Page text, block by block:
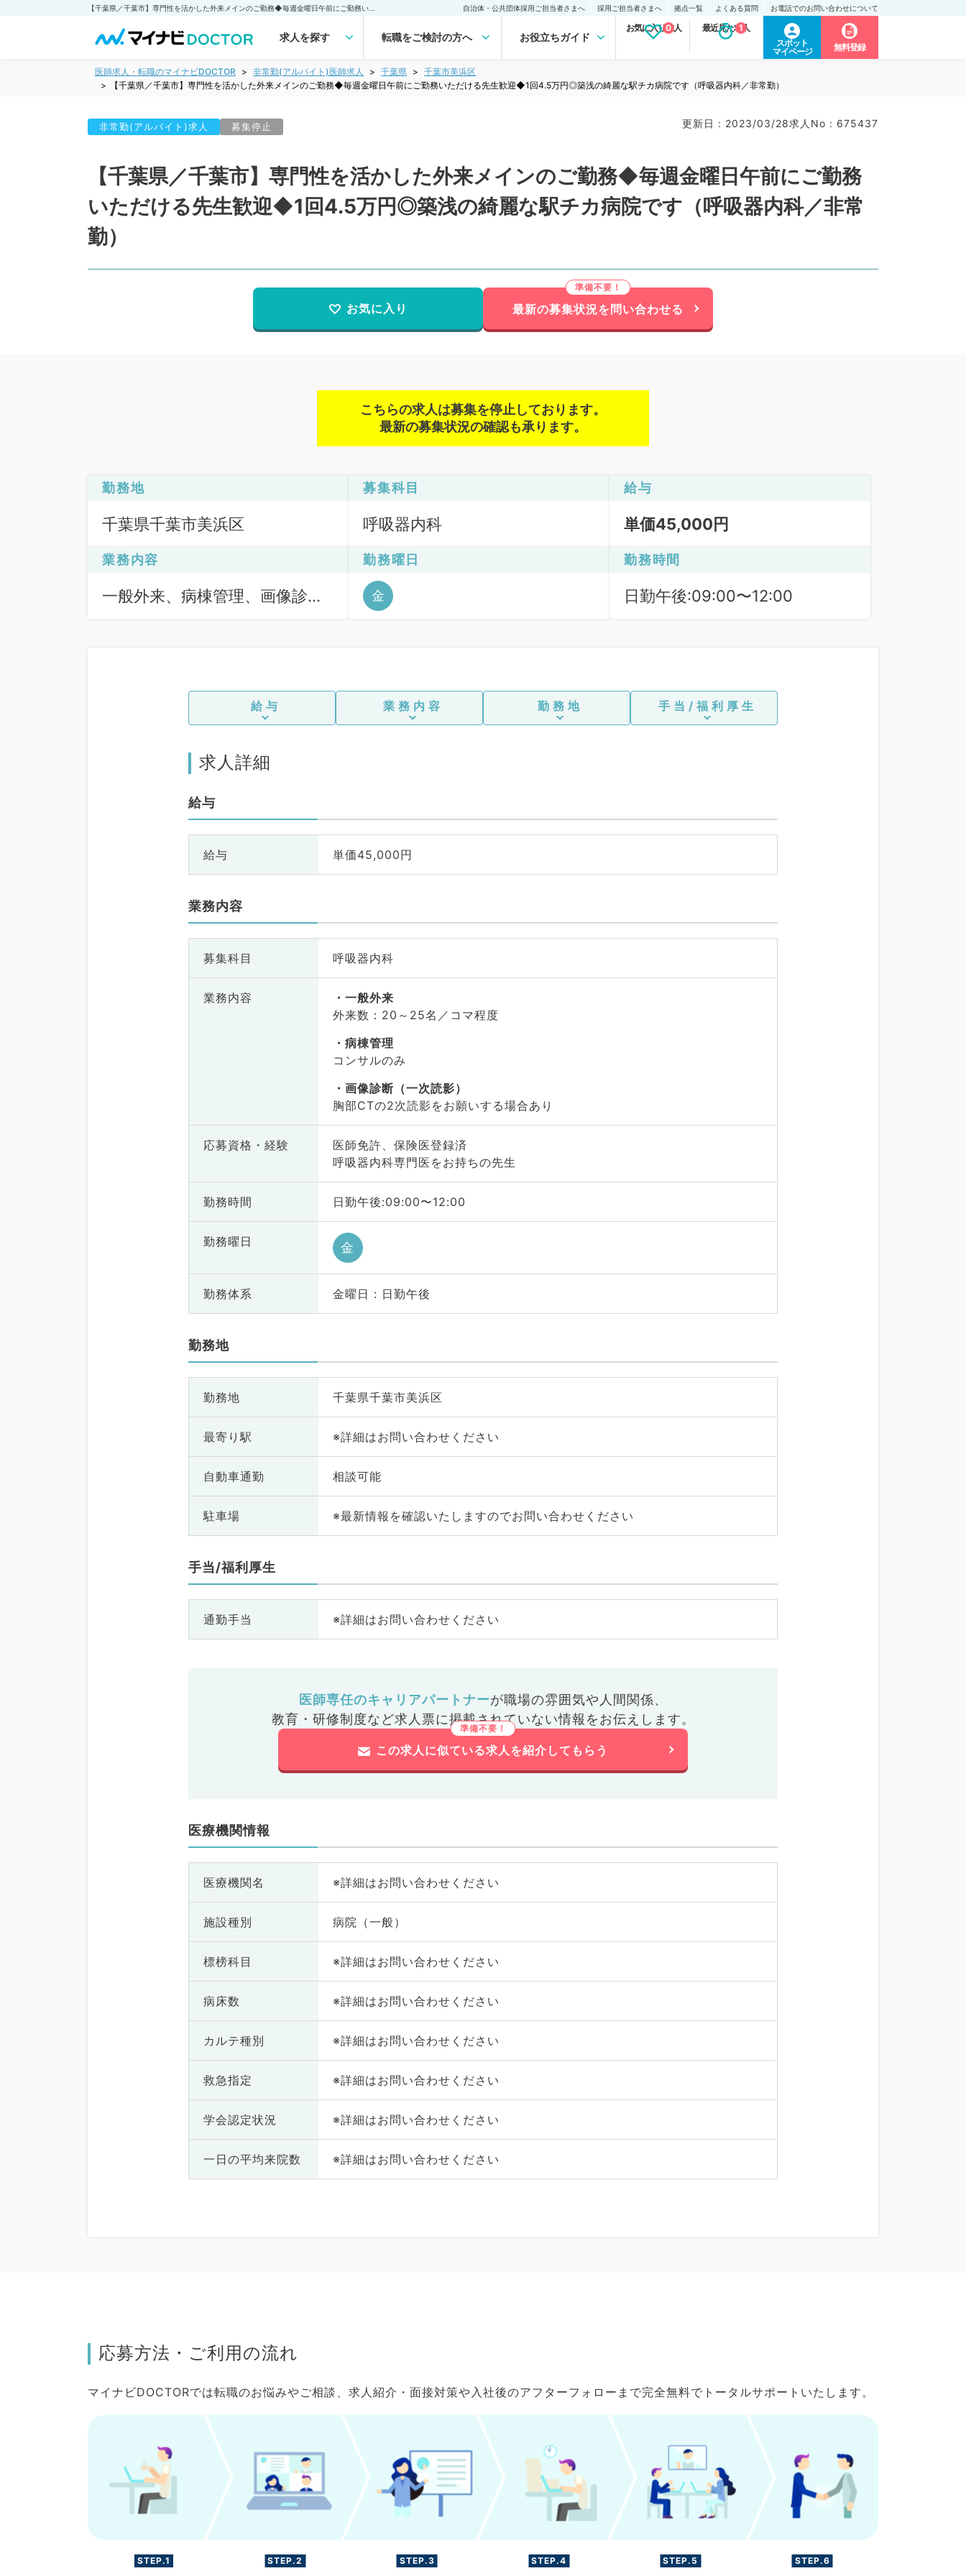
自治体・公共団体採用ご担当者さまへ 採用ご担当者さまへ 拠点一覧 よくある質問 お電話でのお問い合わせについて
求人を探す 転職をご検討の方へ お役立ちガイド
お気に入り求人
0 最近見た求人
1
スポット
マイページ
無料登録
医師求人・転職のマイナビDOCTOR 非常勤(アルバイト)医師求人 千葉県
千葉市美浜区
【千葉県／千葉市】専門性を活かした外来メインのご勤務◆毎週金曜日午前にご勤務いただける先生歓迎◆1回4.5万円◎築浅の綺麗な駅チカ病院です（呼吸器内科／非常勤）
非常勤(アルバイト)求人 募集停止 更新日 : 2023/03/28求人No : 675437
【千葉県／千葉市】専門性を活かした外来メインのご勤務◆毎週金曜日午前にご勤務
いただける先生歓迎◆1回4.5万円◎築浅の綺麗な駅チカ病院です（呼吸器内科／非常
勤）
お気に入り 最新の募集状況を問い合わせる
こちらの求人は募集を停止しております。
最新の募集状況の確認も承ります。
勤務地
千葉県千葉市美浜区
募集科目
呼吸器内科
給与
単価45,000円
業務内容
一般外来、病棟管理、画像診断
勤務曜日
金
勤務時間
日勤午後:09:00〜12:00
給与 業務内容 勤務地 手当/福利厚生
求人詳細
給与
給与 単価45,000円
業務内容
募集科目 呼吸器内科
業務内容
一般外来
外来数：20～25名／コマ程度
病棟管理
コンサルのみ
画像診断（一次読影）
胸部CTの2次読影をお願いする場合あり
応募資格・ 経験
医師免許、保険医登録済
呼吸器内科専門医をお持ちの先生
勤務時間 日勤午後:09:00〜12:00
勤務曜日 金
勤務体系 金曜日 : 日勤午後
勤務地
勤務地 千葉県千葉市美浜区
最寄り駅 ※詳細はお問い合わせください
自動車通勤 相談可能
駐車場 ※最新情報を確認いたしますのでお問い合わせください
手当/福利厚生
通勤手当 ※詳細はお問い合わせください
医師専任のキャリアパートナーが職場の雰囲気や人間関係、
教育・研修制度など求人票に掲載されていない情報をお伝えします。
この求人に似ている求人を紹介してもらう
医療機関情報
医療機関名 ※詳細はお問い合わせください
施設種別 病院（一般）
標榜科目 ※詳細はお問い合わせください
病床数 ※詳細はお問い合わせください
カルテ種別 ※詳細はお問い合わせください
救急指定 ※詳細はお問い合わせください
学会認定状況 ※詳細はお問い合わせください
一日の平均来院数 ※詳細はお問い合わせください
応募方法・ご利用の流れ
マイナビDOCTORでは転職のお悩みやご相談、求人紹介・面接対策や入社後のアフターフォローまで完全無料でトータルサポートいたします。
STEP.1 STEP.2 STEP.3 STEP.4 STEP.5 STEP.6